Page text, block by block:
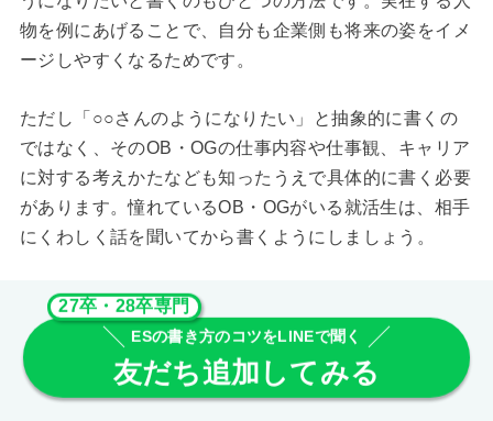
物を例にあげることで、自分も企業側も将来の姿をイメ
ージしやすくなるためです。
ただし「○○さんのようになりたい」と抽象的に書くの
ではなく、そのOB・OGの仕事内容や仕事観、キャリア
に対する考えかたなども知ったうえで具体的に書く必要
があります。憧れているOB・OGがいる就活生は、相手
にくわしく話を聞いてから書くようにしましょう。
27卒・28卒専門
ESの書き方のコツをLINEで聞く
友だち追加してみる